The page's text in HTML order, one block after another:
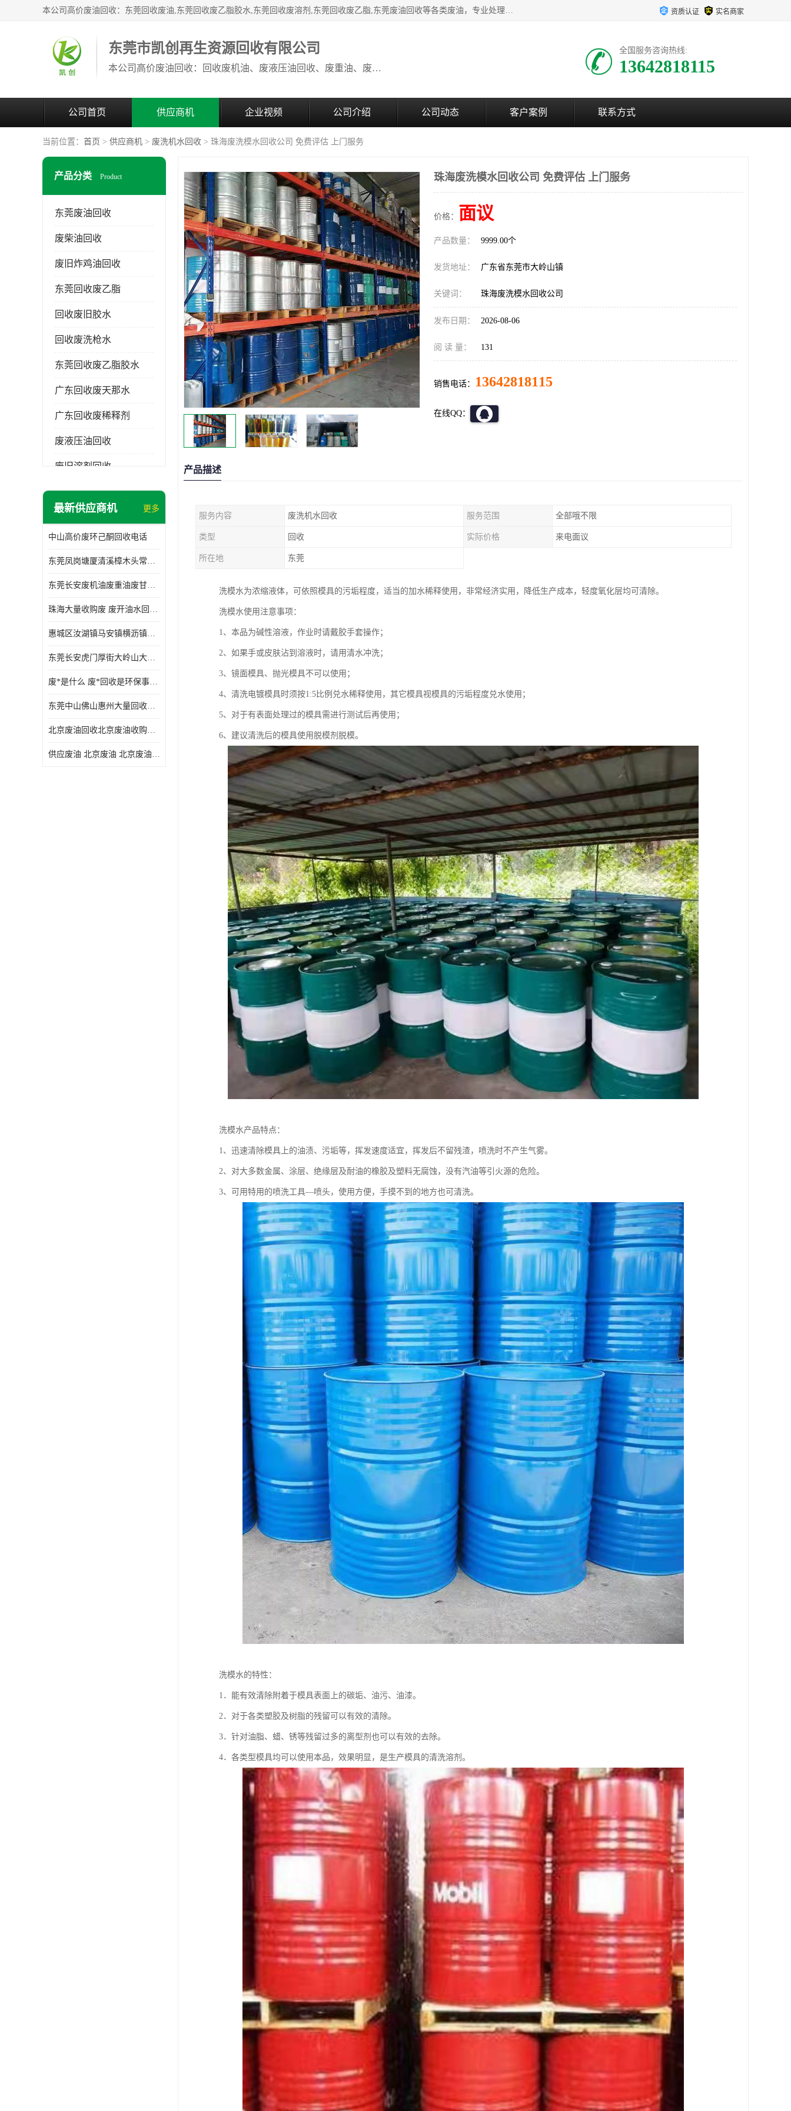
本公司高价废油回收：东莞回收废油,东莞回收废乙脂胶水,东莞回收废溶剂,东莞回收废乙脂,东莞废油回收等各类废油，专业处理从事化工产品研发与销售的综合型高科技服务性企业。我公司自成立以来，一直秉承“科技创新，立足诚信，感恩于心”的理念，力求设计与客户合作共赢的局面。在广大新老客户的大力支持下，我公司员工经过不懈努力，公司已快速发展成为国内知名化工企业。 资质认证 实名商家
东莞市凯创再生资源回收有限公司
本公司高价废油回收：回收废机油、废液压油回收、废重油、废食用油回收、废导热油、废、废油漆、废UV光油、废清、废白矿油、废变压器油
全国服务咨询热线:
13642818115
公司首页 供应商机 企业视频 公司介绍 公司动态 客户案例 联系方式
当前位置： 首页 > 供应商机 > 废洗机水回收 > 珠海废洗模水回收公司 免费评估 上门服务
产品分类 Product
东莞废油回收
废柴油回收
废旧炸鸡油回收
东莞回收废乙脂
回收废旧胶水
回收废洗枪水
东莞回收废乙脂胶水
广东回收废天那水
广东回收废稀释剂
废液压油回收
废旧溶剂回收
东莞回收废溶剂
废三氯乙烯回收
废混合溶剂回收
最新供应商机 更多
中山高价废环己酮回收电话
东莞凤岗塘厦清溪樟木头常平废液压油 废火花机油 废 废切削油 废齿轮油 废导轨油 废螺杆油
东莞长安废机油废重油废甘油废矿物油废燃料油废废润滑油废火花机油废油废齿轮油
珠海大量收购废 废开油水回收废酒精废废乙酯胶水废洗枪水废开油水废二废三氯丁脂乙脂废甲
惠城区汝湖镇马安镇横沥镇芦洲镇 惠阳新圩镇镇镇沙田镇废机油废液压油废润滑油废废火花机油废白电油废废齿轮油废白矿油废变压器油废燃料油
东莞长安虎门厚街大岭山大量回收废开油水废洗枪水废稀释剂
废*是什么 废*回收是环保事业吗
东莞中山佛山惠州大量回收废机油，废液压油，废润滑油，废，废火花机油，废白电油，废，废齿轮油，废白矿油，废变压器油，废燃料油，废切削油
北京废油回收北京废油收购再生注意的事项
供应废油 北京废油 北京废油回收 废油收购
珠海废洗模水回收公司 免费评估 上门服务
价格： 面议
产品数量： 9999.00个
发货地址： 广东省东莞市大岭山镇
关键词： 珠海废洗模水回收公司
发布日期： 2026-08-06
阅 读 量： 131
销售电话： 13642818115
在线QQ：
产品描述
服务内容 废洗机水回收 服务范围 全部哦不限
类型 回收 实际价格 来电面议
所在地 东莞
洗模水为浓缩液体，可依照模具的污垢程度，适当的加水稀释使用，非常经济实用，降低生产成本，轻度氧化层均可清除。
洗模水使用注意事项：
1、本品为碱性溶液，作业时请戴胶手套操作；
2、如果手或皮肤沾到溶液时，请用清水冲洗；
3、镜面模具、抛光模具不可以使用；
4、清洗电镀模具时须按1:5比例兑水稀释使用，其它模具视模具的污垢程度兑水使用；
5、对于有表面处理过的模具需进行测试后再使用；
6、建议清洗后的模具使用脱模剂脱模。
洗模水产品特点：
1、迅速清除模具上的油渍、污垢等，挥发速度适宜，挥发后不留残渣，喷洗时不产生气雾。
2、对大多数金属、涂层、绝缘层及耐油的橡胶及塑料无腐蚀，没有汽油等引火源的危险。
3、可用特用的喷洗工具—喷头，使用方便，手摸不到的地方也可清洗。
洗模水的特性：
1．能有效清除附着于模具表面上的碳垢、油污、油漆。
2．对于各类塑胶及树脂的残留可以有效的清除。
3．针对油脂、蜡、锈等残留过多的离型剂也可以有效的去除。
4．各类型模具均可以使用本品，效果明显，是生产模具的清洗溶剂。